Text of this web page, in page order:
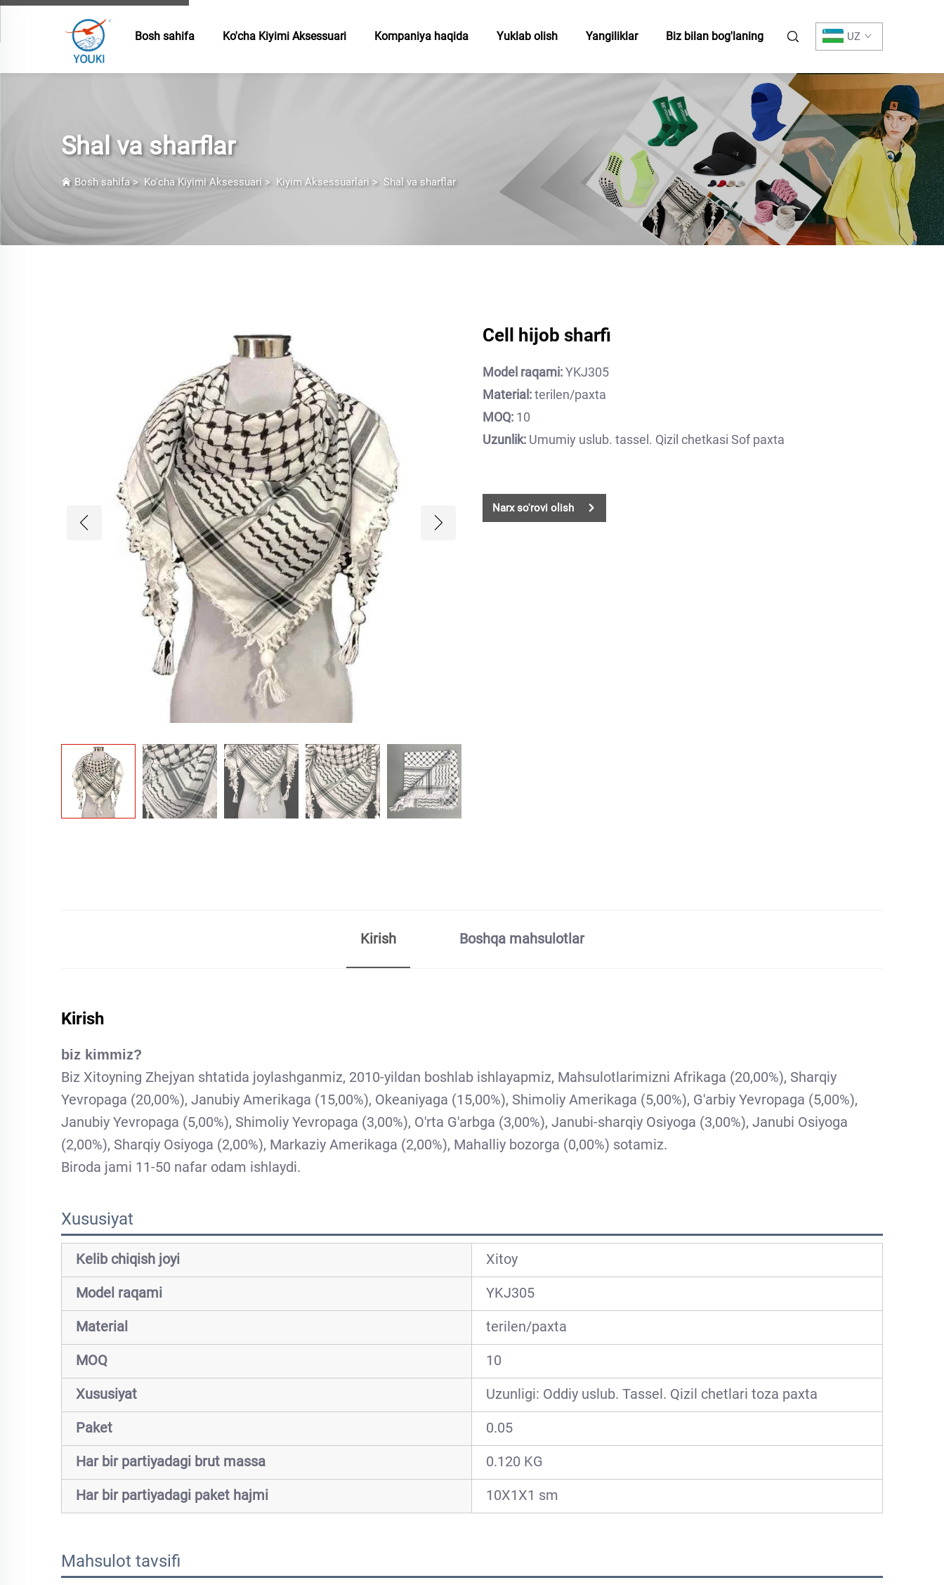
Bosh sahifa Ko'cha Kiyimi Aksessuari Kompaniya haqida Yuklab olish Yangiliklar Biz bilan bog'laning UZ
Shal va sharflar
Bosh sahifa> Ko'cha Kiyimi Aksessuari > Kiyim Aksessuarlari > Shal va sharflar
Cell hijob sharfi
Model raqami:YKJ305
Material:terilen/paxta
MOQ: 10
Uzunlik: Umumiy uslub. tassel. Qizil chetkasi Sof paxta
Narx so'rovi olish
Kirish Boshqa mahsulotlar
Kirish
biz kimmiz?
Biz Xitoyning Zhejyan shtatida joylashganmiz, 2010-yildan boshlab ishlayapmiz, Mahsulotlarimizni Afrikaga (20,00%), Sharqiy
Yevropaga (20,00%), Janubiy Amerikaga (15,00%), Okeaniyaga (15,00%), Shimoliy Amerikaga (5,00%), G'arbiy Yevropaga (5,00%),
Janubiy Yevropaga (5,00%), Shimoliy Yevropaga (3,00%), O'rta G'arbga (3,00%), Janubi-sharqiy Osiyoga (3,00%), Janubi Osiyoga
(2,00%), Sharqiy Osiyoga (2,00%), Markaziy Amerikaga (2,00%), Mahalliy bozorga (0,00%) sotamiz.
Biroda jami 11-50 nafar odam ishlaydi.
Xususiyat
Kelib chiqish joyi
Xitoy
Model raqami
YKJ305
Material
terilen/paxta
MOQ
10
Xususiyat
Uzunligi: Oddiy uslub. Tassel. Qizil chetlari toza paxta
Paket
0.05
Har bir partiyadagi brut massa
0.120 KG
Har bir partiyadagi paket hajmi
10X1X1 sm
Mahsulot tavsifi